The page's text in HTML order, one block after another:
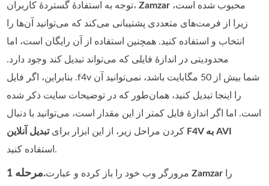
توجه به استفاده‌ٔ گستردهٔ کاربران،Zamzar
زیرا از فرمت‌های متعددی پشتیبانی می‌کند که می‌توانید آن‌ها را
انتخاب و استفاده کنید. همچنین استفاده از آن رایگان است، اما
محدودیتی در اندازهٔ فایلی که می‌تواند تبدیل کند وجود دارد.
بنابراین، اگر فایل ‎.f4v‎ شما بیش از 50 مگابایت باشد، نمی‌توانید آن
را اینجا تبدیل کنید، همان‌طور که در توضیحات سایت ذکر شده
است. اما اگر اندازه‌ٔ فایل کمتر از این مقدار است، می‌توانید با دنبال
کردن مراحل زیر، از این ابزار برای
تبدیل آنلاین F4V به AVI
استفاده کنید.
مرحله 1. مرورگر وب خود را باز کرده و عبارتZamzar